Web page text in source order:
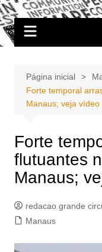
Ir
paraPortal
A zona Leste se
Página inicial
Forte temporal
Manaus; veja vídeo
Forte
flutuantes
Manaus;
redacao grande
Manaus